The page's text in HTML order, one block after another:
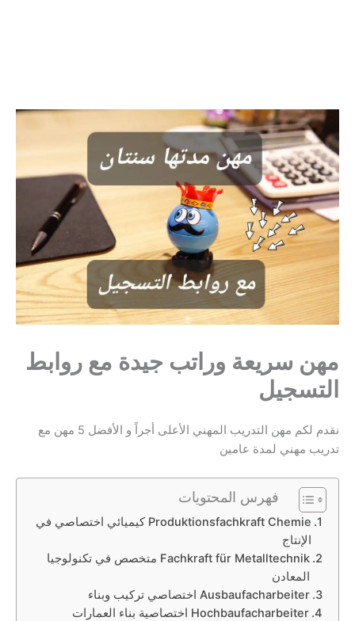
مهن سريعة وراتب جيدة مع روابط
التسجيل
نقدم لكم مهن التدريب المهني الأعلى أجراً و الأفضل 5 مهن مع
تدريب مهني لمدة عامين
فهرس المحتويات
Pro­duk­ti­ons­fach­kraft Che­mie كيميائي اختصاصي في
الإنتاج
Fach­kraft für Me­tall­tech­nik متخصص في تكنولوجيا
المعادن
Aus­bau­fach­ar­bei­ter اختصاصي تركيب وبناء
Hoch­bau­fach­ar­bei­ter اختصاصية بناء العمارات